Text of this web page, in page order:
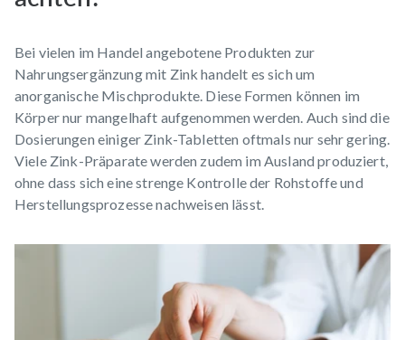
Bei vielen im Handel angebotene Produkten zur
Nahrungsergänzung mit Zink handelt es sich um
anorganische Mischprodukte. Diese Formen können im
Körper nur mangelhaft aufgenommen werden. Auch sind die
Dosierungen einiger Zink-Tabletten oftmals nur sehr gering.
Viele Zink-Präparate werden zudem im Ausland produziert,
ohne dass sich eine strenge Kontrolle der Rohstoffe und
Herstellungsprozesse nachweisen lässt.